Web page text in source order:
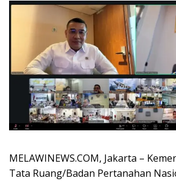
MELAWINEWS.COM, Jakarta –
Tata Ruang/Badan Pertanahan